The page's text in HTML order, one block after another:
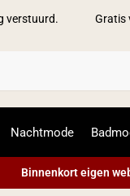
verstuurd. Gratis
Nachtmode
Binnenkort eigen